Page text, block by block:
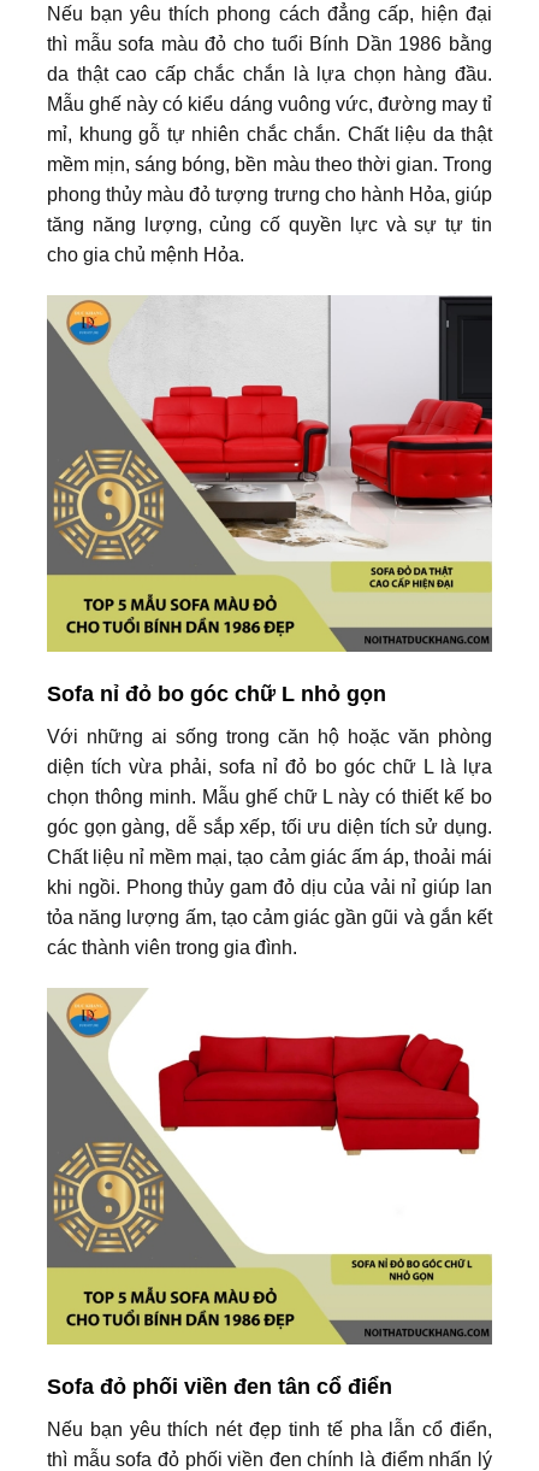
Nếu bạn yêu thích phong cách đẳng cấp, hiện đại
thì mẫu sofa màu đỏ cho tuổi Bính Dần 1986 bằng
da thật cao cấp chắc chắn là lựa chọn hàng đầu.
Mẫu ghế này có kiểu dáng vuông vức, đường may tỉ
mỉ, khung gỗ tự nhiên chắc chắn. Chất liệu da thật
mềm mịn, sáng bóng, bền màu theo thời gian. Trong
phong thủy màu đỏ tượng trưng cho hành Hỏa, giúp
tăng năng lượng, củng cố quyền lực và sự tự tin
cho gia chủ mệnh Hỏa.
Sofa nỉ đỏ bo góc chữ L nhỏ gọn
Với những ai sống trong căn hộ hoặc văn phòng
diện tích vừa phải, sofa nỉ đỏ bo góc chữ L là lựa
chọn thông minh. Mẫu ghế chữ L này có thiết kế bo
góc gọn gàng, dễ sắp xếp, tối ưu diện tích sử dụng.
Chất liệu nỉ mềm mại, tạo cảm giác ấm áp, thoải mái
khi ngồi. Phong thủy gam đỏ dịu của vải nỉ giúp lan
tỏa năng lượng ấm, tạo cảm giác gần gũi và gắn kết
các thành viên trong gia đình.
Sofa đỏ phối viền đen tân cổ điển
Nếu bạn yêu thích nét đẹp tinh tế pha lẫn cổ điển,
thì mẫu sofa đỏ phối viền đen chính là điểm nhấn lý